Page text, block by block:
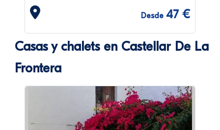
Desde 47 €
Casas y chalets en Castellar De La
Frontera